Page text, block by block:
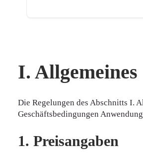
I. Allgemeines
Die Regelungen des Abschnitts I.
Geschäftsbedingungen
1. Preisangaben